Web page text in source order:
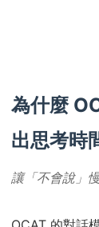
為什麼
出思考時
讓「不會說」